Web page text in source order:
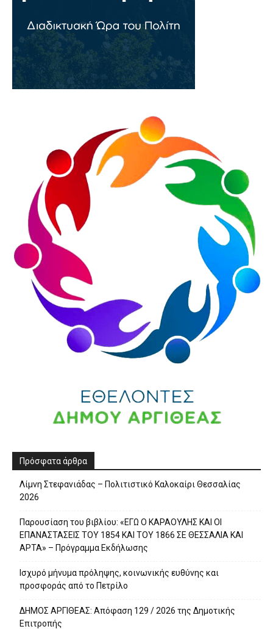
Πρόσφατα άρθρα
Λίμνη Στεφανιάδας – Πολιτιστικό Καλοκαίρι Θεσσαλίας
2026
Παρουσίαση του βιβλίου: «ΕΓΩ Ο ΚΑΡΑΟΥΛΗΣ ΚΑΙ ΟΙ
ΕΠΑΝΑΣΤΑΣΕΙΣ ΤΟΥ 1854 ΚΑΙ ΤΟΥ 1866 ΣΕ ΘΕΣΣΑΛΙΑ ΚΑΙ
ΑΡΤΑ» – Πρόγραμμα Εκδήλωσης
Ισχυρό μήνυμα πρόληψης, κοινωνικής ευθύνης και
προσφοράς από το Πετρίλο
ΔΗΜΟΣ ΑΡΓΙΘΕΑΣ: Απόφαση 129 / 2026 της Δημοτικής
Επιτροπής